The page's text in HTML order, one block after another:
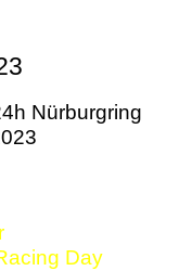
Nürburgring
Day